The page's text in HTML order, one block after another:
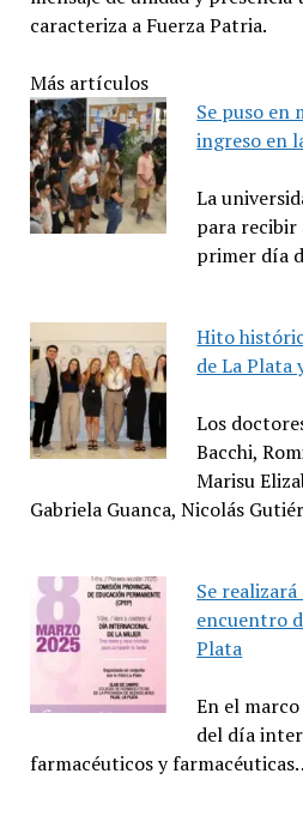
caracteriza a Fuerza Patria.
Más artículos
Se puso en
ingreso en
La
para recibir
primer día
Hito
de La Plata
Los
Bacchi,
Marisu
Gabriela Guanca, Nicolás
Se
encuentro
Plata
En el
del día
farmacéuticos y